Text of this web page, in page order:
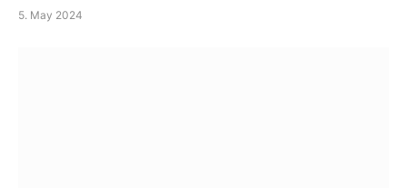
5. May 2024